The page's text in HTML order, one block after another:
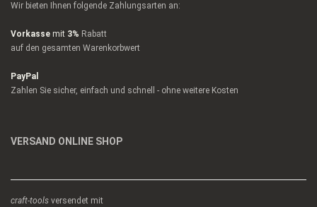
Wir bieten Ihnen folgende Zahlungsarten an:
Vorkasse mit 3% Rabatt
auf den gesamten Warenkorbwert
PayPal
Zahlen Sie sicher, einfach und schnell - ohne weitere Kosten
VERSAND ONLINE SHOP
craft-tools versendet mit